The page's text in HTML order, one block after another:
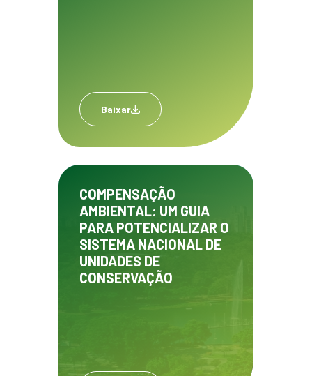
Baixar
COMPENSAÇÃO
AMBIENTAL: UM GUIA
PARA POTENCIALIZAR O
SISTEMA NACIONAL DE
UNIDADES DE
CONSERVAÇÃO